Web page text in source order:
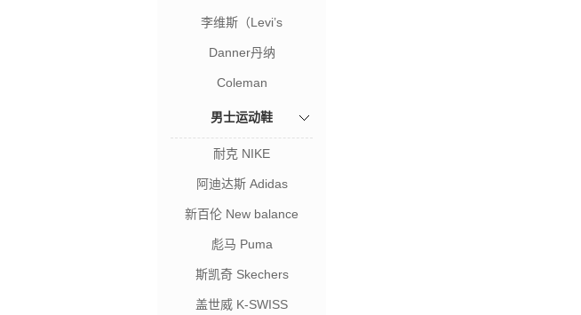
李维斯（Levi’s
Danner丹纳
Coleman
男士运动鞋
耐克 NIKE
阿迪达斯 Adidas
新百伦 New balance
彪马 Puma
斯凯奇 Skechers
盖世威 K-SWISS